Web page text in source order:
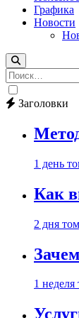
Графика
Новости
Найти:
Заголовки
1 день
Как
2 дня
1 неделя